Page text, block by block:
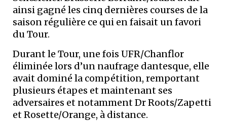
ainsi gagné les cinq dernières courses de la
saison régulière ce qui en faisait un favori
du Tour.
Durant le Tour, une fois UFR/Chanflor
éliminée lors d’un naufrage dantesque, elle
avait dominé la compétition, remportant
plusieurs étapes et maintenant ses
adversaires et notamment Dr Roots/Zapetti
et Rosette/Orange, à distance.